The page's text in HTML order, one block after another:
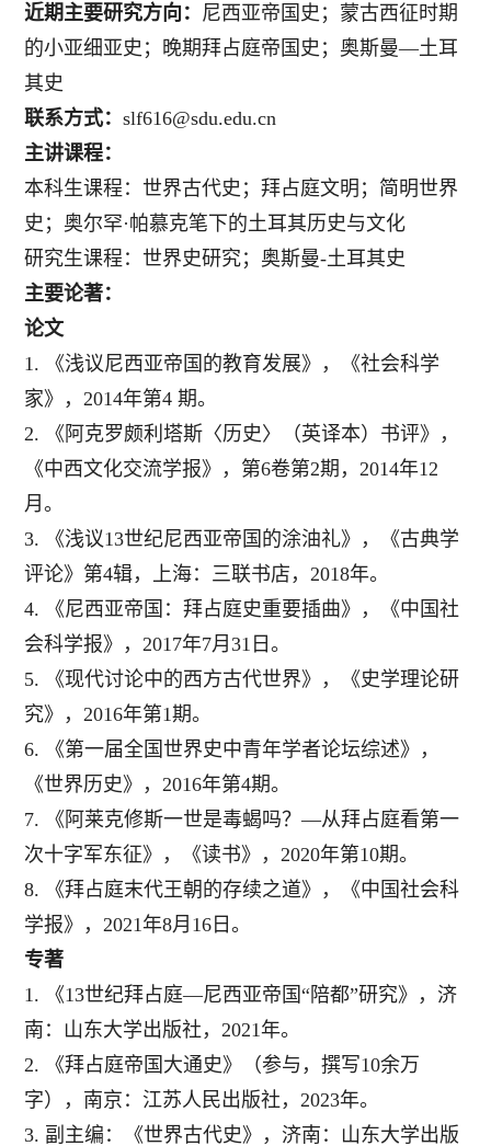
近期主要研究方向： 尼西亚帝国史；蒙古西征时期
的小亚细亚史；晚期拜占庭帝国史；奥斯曼—土耳
其史
联系方式：slf616@sdu.edu.cn
主讲课程：
本科生课程：世界古代史；拜占庭文明；简明世界
史 ； 奥尔罕·帕慕克笔下的土耳其历史与文化
研究生课程：世界史研究； 奥斯曼-土耳其史
主要论著：
论文
1.
《浅议尼西亚帝国的教育发展》，《社会科学
家》，2014年第4期。
2.
《阿克罗颇利塔斯〈历史〉（英译本）书评》，
《中西文化交流学报》，第6卷第2期，2014年12
月。
3.
《浅议13世纪尼西亚帝国的涂油礼》，《古典学
评论》第4辑，上海：三联书店，2018年。
4.
《尼西亚帝国：拜占庭史重要插曲》，《中国社
会科学报》，2017年7月31 日。
5.
《现代讨论中的西方古代世界》，《史学理论研
究》，2016年第1期。
6.
《第一届全国世界史中青年学者论坛综述》，
《世界历史》，2016年第4期。
7.
《阿莱克修斯一世是毒蝎吗？—从拜占庭看第一
次十字军东征》，《读书》，2020年第10期。
8.
《拜占庭末代王朝的存续之道》，《中国社会科
学报》，2021年8月 16 日。
专著
1.
《13世纪拜占庭—尼西亚帝国“陪都”研究》，济
南：山东大学出版社，2021年。
2.
《拜占庭帝国大通史》（参与，撰写10余万
字），南京：江苏人民出版社，2023年。
3. 副主编：《世界古代史》，济南：山东大学出版